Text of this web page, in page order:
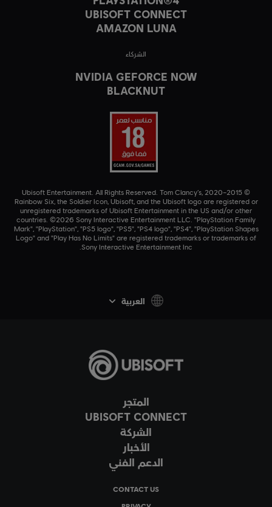
المتجر
UBISOFT CONNECT
الشركة
الأخبار
الدعم الفني
CONTACT US
UBISOFT CONNECT
AMAZON LUNA
الشركاء
NVIDIA GEFORCE NOW
BLACKNUT
© 2015–2020 Ubisoft Entertainment. All Rights Reserved. Tom Clancy’s,
Rainbow Six, the Soldier Icon, Ubisoft, and the Ubisoft logo are registered or
unregistered trademarks of Ubisoft Entertainment in the US and/or other
countries. ©2026 Sony Interactive Entertainment LLC. "PlayStation Family
Mark", "PlayStation", "PS5 logo", "PS5", "PS4 logo", "PS4", "PlayStation Shapes
Logo" and "Play Has No Limits" are registered trademarks or trademarks of
Sony Interactive Entertainment Inc.
العربية